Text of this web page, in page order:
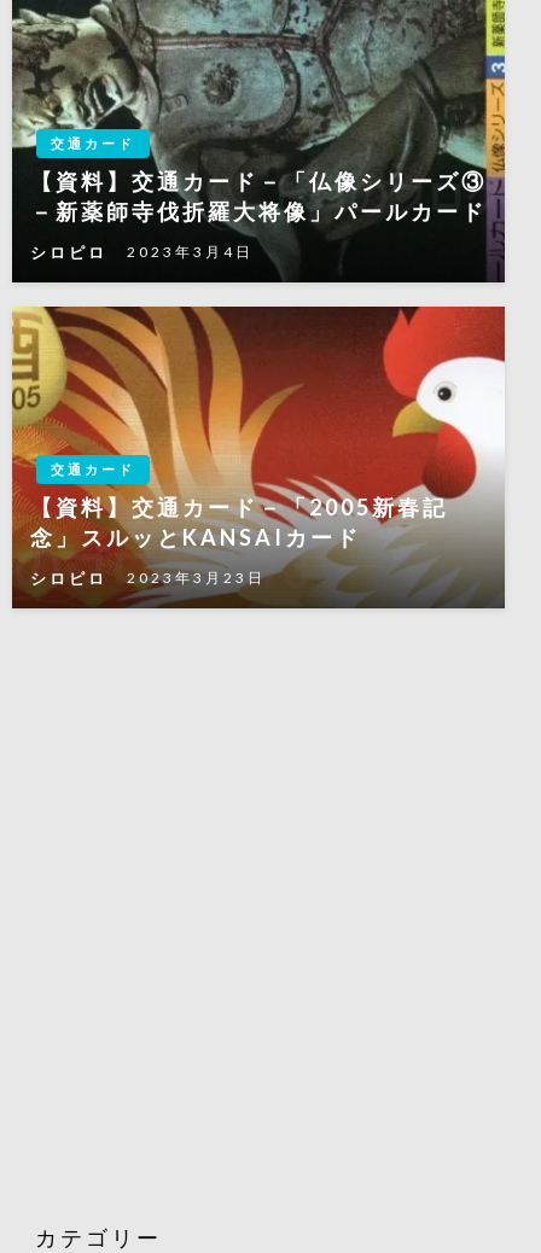
交通カード
【資料】交通カード－「仏像シリーズ③
－新薬師寺伐折羅大将像」パールカード
シロピロ 2023年3月4日
交通カード
【資料】交通カード－「2005新春記
念」スルッとKANSAIカード
シロピロ 2023年3月23日
カテゴリー